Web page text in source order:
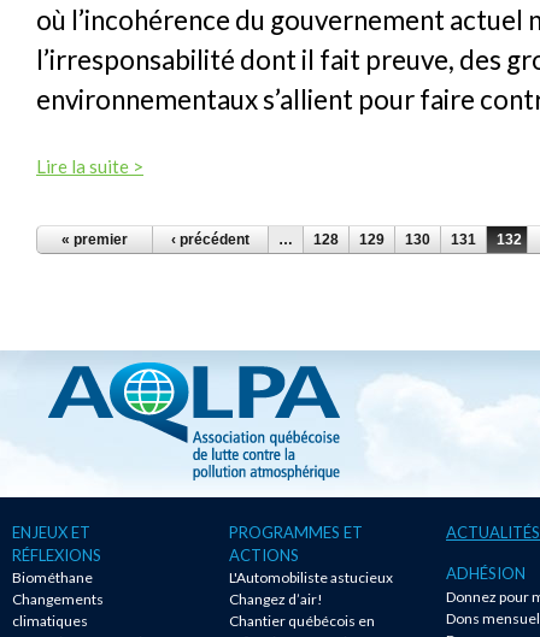
où l’incohérence du gouvernement actuel
l’irresponsabilité dont il fait preuve, des
environnementaux s’allient pour faire
Lire la suite >
PAGES
« premier ‹ précédent … 128 129 130 131 132
ENJEUX ET
RÉFLEXIONS
Biométhane
Changements
climatiques
PROGRAMMES ET
ACTIONS
L'Automobiliste astucieux
Changez d’air!
Chantier québécois en
ACTUALITÉS
ADHÉSION
Donnez pour
Dons